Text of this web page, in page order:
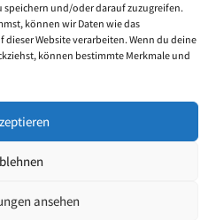
und/oder darauf zuzugreifen.
können wir Daten wie das
Website verarbeiten. Wenn du deine
können bestimmte Merkmale und
ansehen